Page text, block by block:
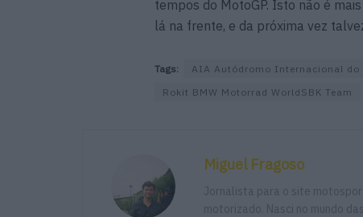
tempos do MotoGP. Isto não é
lá na frente, e da próxima vez
Tags: AIA Autódromo Internacional do
Rokit BMW Motorrad WorldSBK Team
Miguel Fragoso
Jornalista para o site
motorizado. Nasci no mundo